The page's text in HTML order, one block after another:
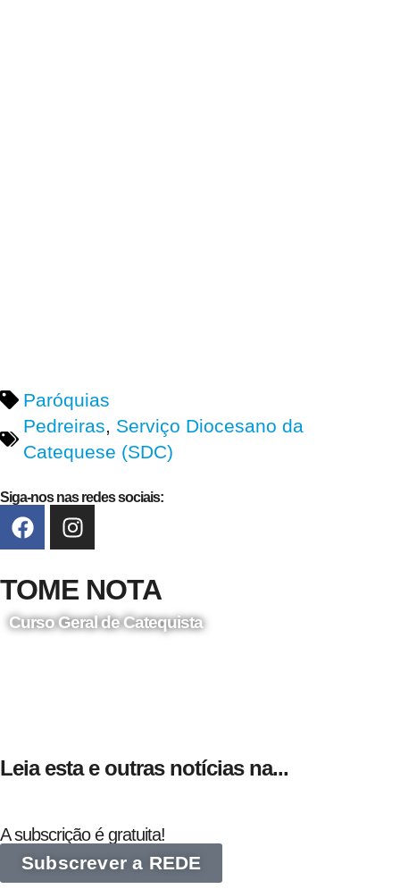
Paróquias
Pedreiras, Serviço Diocesano da
Catequese (SDC)
Siga-nos nas redes sociais:
TOME NOTA
Curso Geral de Catequista
Leia esta e outras notícias na...
A subscrição é gratuita!
Subscrever a REDE